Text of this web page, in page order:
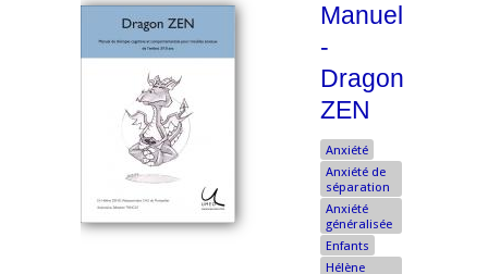
Manuel
-
Dragon
ZEN
Anxiété
Anxiété de
séparation
Anxiété
généralisée
Enfants
Hélène